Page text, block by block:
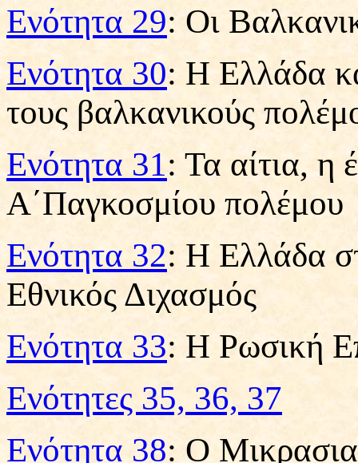
Ενότητα 29: Οι
Ενότητα 30: Η Ελλάδα
τους βαλκανικούς
Ενότητα 31: Τα αίτια, η
Α΄Παγκοσμίου πολέμου
Ενότητα 32: Η Ελλάδα
Εθνικός Διχασμός
Ενότητα 33: Η Ρωσική
Ενότητες 35, 36, 37
Ενότητα 38: Ο